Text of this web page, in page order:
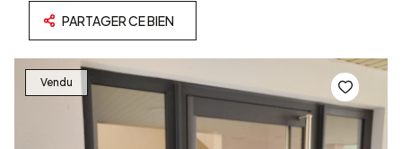
PARTAGER CE BIEN
Vendu